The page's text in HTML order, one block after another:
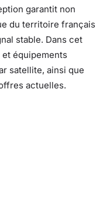
garantit non
du territoire français
stable. Dans cet
équipements
satellite, ainsi que
actuelles.